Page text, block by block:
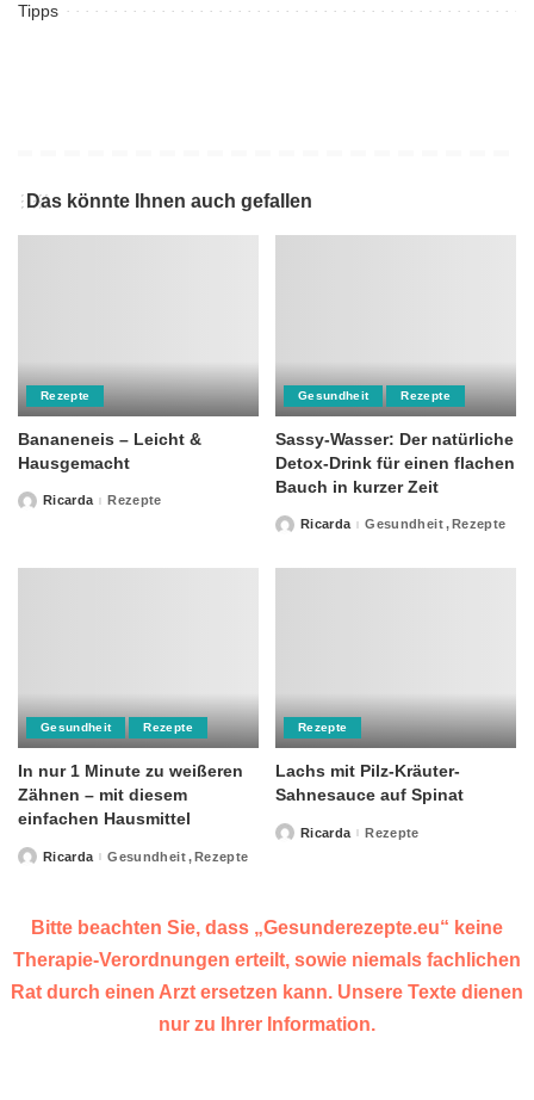
Tipps
Das könnte Ihnen auch gefallen
Rezepte
Bananeneis – Leicht &
Hausgemacht
PostedRicarda Rezepte
Gesundheit Rezepte
Sassy-Wasser: Der natürliche
Detox-Drink für einen flachen
Bauch in kurzer Zeit
PostedRicarda Gesundheit Rezepte
Gesundheit Rezepte
In nur 1 Minute zu weißeren
Zähnen – mit diesem
einfachen Hausmittel
PostedRicarda Gesundheit Rezepte
Rezepte
Lachs mit Pilz-Kräuter-
Sahnesauce auf Spinat
PostedRicarda Rezepte
Bitte beachten Sie, dass „Gesunderezepte.eu“ keine
Therapie-Verordnungen erteilt, sowie niemals fachlichen
Rat durch einen Arzt ersetzen kann. Unsere Texte dienen
nur zu Ihrer Information.